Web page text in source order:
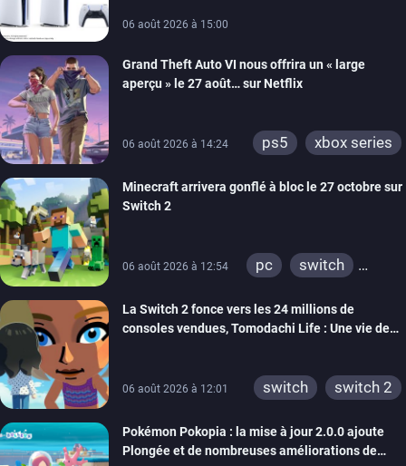
06 août 2026 à 15:00
Grand Theft Auto VI nous offrira un « large
aperçu » le 27 août… sur Netflix
06 août 2026 à 14:24 ps5 xbox series
Minecraft arrivera gonflé à bloc le 27 octobre sur
Switch 2
06 août 2026 à 12:54 pc
switch
xbox one
wiiu
3ds
ps3
switch 2
La Switch 2 fonce vers les 24 millions de
consoles vendues, Tomodachi Life : Une vie de
06 août 2026 à 12:01 switch switch 2
Pokémon Pokopia : la mise à jour 2.0.0 ajoute
Plongée et de nombreuses améliorations de